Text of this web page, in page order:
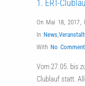
1. ERT-
On Mai 18, 2017,
In News,
With No
Vom 27.05. bis
Clublauf statt.